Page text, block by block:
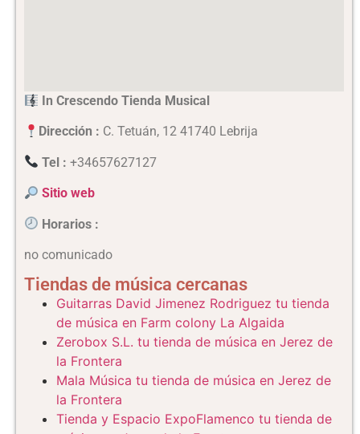
In Crescendo Tienda Musical
Dirección : C. Tetuán, 12 41740 Lebrija
Tel : +34657627127
Sitio web
Horarios :
no comunicado
Tiendas de música cercanas
Guitarras David Jimenez Rodriguez tu tienda
de música en Farm colony La Algaida
Zerobox S.L. tu tienda de música en Jerez de
la Frontera
Mala Música tu tienda de música en Jerez de
la Frontera
Tienda y Espacio ExpoFlamenco tu tienda de